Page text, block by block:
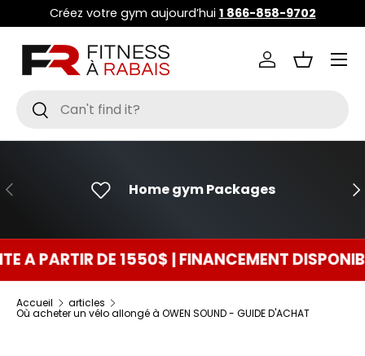
ALLER AU CONTENU
Créez votre gym aujourd’hui 1 866-858-9702
Recherche
Rechercher
Se connecter
Panier
Menu
PRÉCÉDENT Home gym Packages
DE 1550$ | FINANCEMENT DISPONIBLE 0$
Accueil articles
Où acheter un vélo allongé à OWEN SOUND - GUIDE D'ACHAT